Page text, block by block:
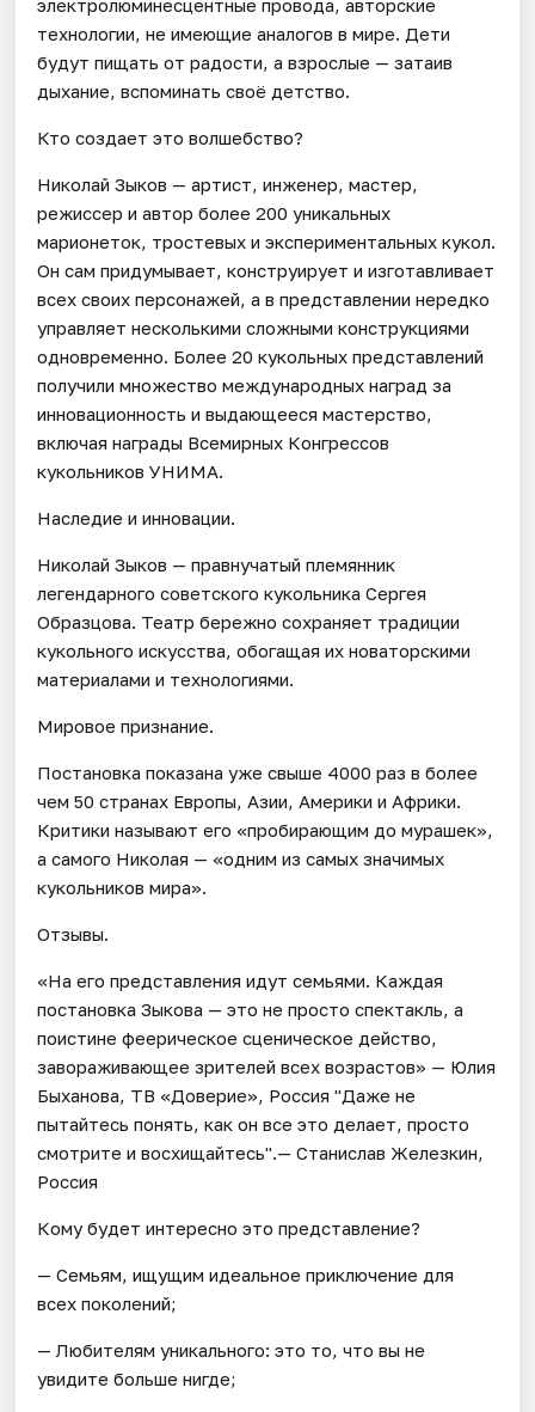
электролюминесцентные провода, авторские
технологии, не имеющие аналогов в мире. Дети
будут пищать от радости, а взрослые — затаив
дыхание, вспоминать своё детство.
Кто создает это волшебство?
Николай Зыков — артист, инженер, мастер,
режиссер и автор более 200 уникальных
марионеток, тростевых и экспериментальных кукол.
Он сам придумывает, конструирует и изготавливает
всех своих персонажей, а в представлении нередко
управляет несколькими сложными конструкциями
одновременно. Более 20 кукольных представлений
получили множество международных наград за
инновационность и выдающееся мастерство,
включая награды Всемирных Конгрессов
кукольников УНИМА.
Наследие и инновации.
Николай Зыков — правнучатый племянник
легендарного советского кукольника Сергея
Образцова. Театр бережно сохраняет традиции
кукольного искусства, обогащая их новаторскими
материалами и технологиями.
Мировое признание.
Постановка показана уже свыше 4000 раз в более
чем 50 странах Европы, Азии, Америки и Африки.
Критики называют его «пробирающим до мурашек»,
а самого Николая — «одним из самых значимых
кукольников мира».
Отзывы.
«На его представления идут семьями. Каждая
постановка Зыкова — это не просто спектакль, а
поистине феерическое сценическое действо,
завораживающее зрителей всех возрастов» — Юлия
Быханова, ТВ «Доверие», Россия "Даже не
пытайтесь понять, как он все это делает, просто
смотрите и восхищайтесь".— Станислав Железкин,
Россия
Кому будет интересно это представление?
— Семьям, ищущим идеальное приключение для
всех поколений;
— Любителям уникального: это то, что вы не
увидите больше нигде;